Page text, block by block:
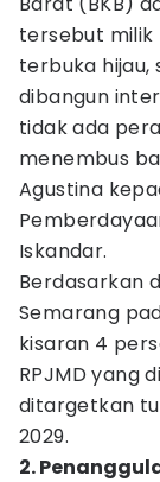
tersebut milik
terbuka hijau,
dibangun
tidak ada
menembus
Agustina
Iskandar.
Berdasarkan
Semarang
kisaran 4
RPJMD yang
ditargetkan
2029.
2.